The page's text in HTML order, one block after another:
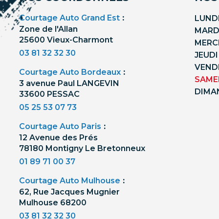
Courtage Auto Grand Est :
Zone de l'Allan
25600 Vieux-Charmont
03 81 32 32 30
Courtage Auto Bordeaux :
3 avenue Paul LANGEVIN
33600 PESSAC
05 25 53 07 73
Courtage Auto Paris :
12 Avenue des Prés
78180 Montigny Le Bretonneux
01 89 71 00 37
Courtage Auto Mulhouse :
62, Rue Jacques Mugnier
Mulhouse 68200
03 81 32 32 30